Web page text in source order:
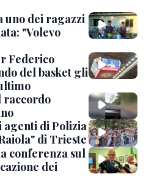
uno dei ragazzi
"Volevo
Federico
del basket gli
raccordo
di Polizia
di Trieste
conferenza sul
dei